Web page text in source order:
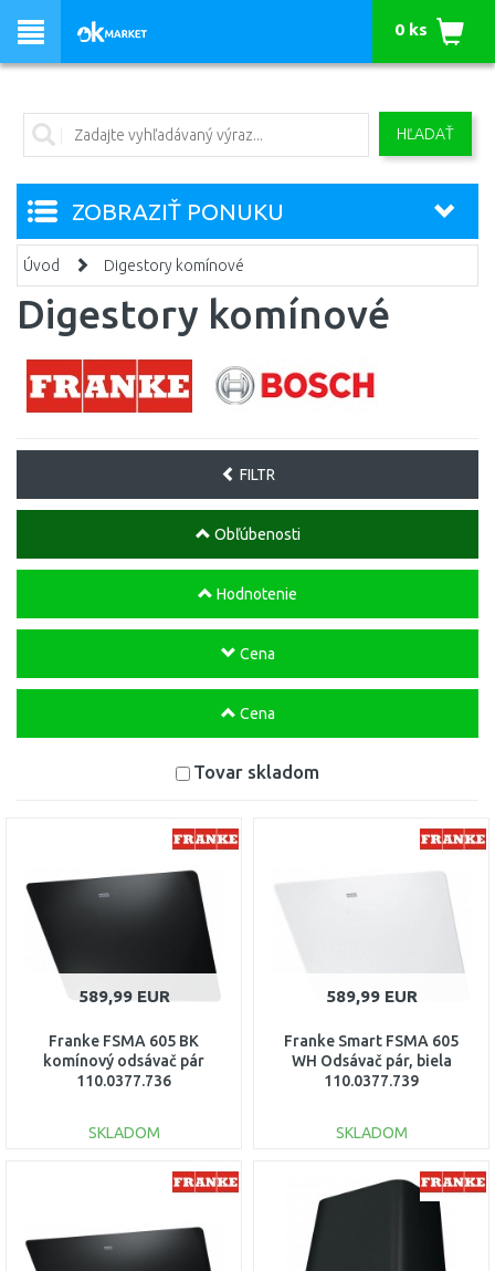
HĽADAŤ
0 ks
ZOBRAZIŤ PONUKU
Úvod Digestory komínové
Digestory komínové
FILTR
Obľúbenosti
Hodnotenie
Cena
Cena
Tovar skladom
589,99 EUR
Franke FSMA 605 BK
komínový odsávač pár
110.0377.736
SKLADOM
DO KOŠÍKA
589,99 EUR
Franke Smart FSMA 605
WH Odsávač pár, biela
110.0377.739
SKLADOM
DO KOŠÍKA